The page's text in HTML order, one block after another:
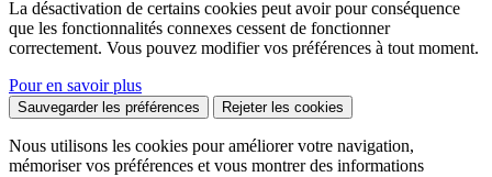
La désactivation de certains cookies peut avoir pour conséquence
que les fonctionnalités connexes cessent de fonctionner
correctement. Vous pouvez modifier vos préférences à tout moment.
Pour en savoir plus
Sauvegarder les préférences Rejeter les cookies
Nous utilisons les cookies pour améliorer votre navigation,
mémoriser vos préférences et vous montrer des informations